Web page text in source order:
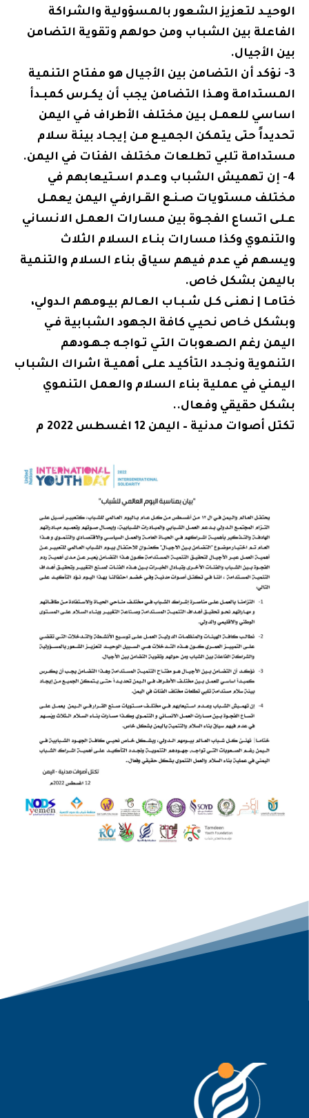
الوحيـد لتعزيز الشعور بالمسؤولية والشراكة
الفاعلة بين الشباب ومن حولهم وتقوية التضامن
بين الأجيال.
3- نؤكد أن التضامن بين الأجيال هو مفتاح التنمية
المستدامة وهـذا التضامن يجب أن يكـرس كمبـدأ
اساسي للعمـل بـين مختلف الأطراف فـي اليمن
تحديداً حتى يتمكن الجميـع مـن إيجـاد بيئة سلام
مستدامة تلبي تطلعات مختلف الفئات في اليمن.
4- إن تهميش الشباب وعـدم اسـتيعابهم في
مختلف مستويات صـنـع القـرارفـي اليمن يعمـل
عـلـى اتساع الفجـوة بين مسارات العمـل الانساني
والتنموي وكذا مسارات بنـاء السلام الثلاث
ويسهم في عدم فيهم سياق بناء السلام والتنمية
باليمن بشكل خاص.
ختامـا | نهنـى كـل شـبـاب العـالم بيـومهم الـدولي،
وبشكل خـاص نحيـي كافة الجهود الشبابية فـي
اليمن رغم الصعوبات التـي تـواجـه جـهـودهم
التنموية ونجـدد التأكيـد علـى أهميـة اشراك الشباب
اليمني في عملية بناء السلام والعمل التنموي
بشكل حقيقي وفعال..
تكتل أصوات مدنية – اليمن 12 اغسطس 2022 م